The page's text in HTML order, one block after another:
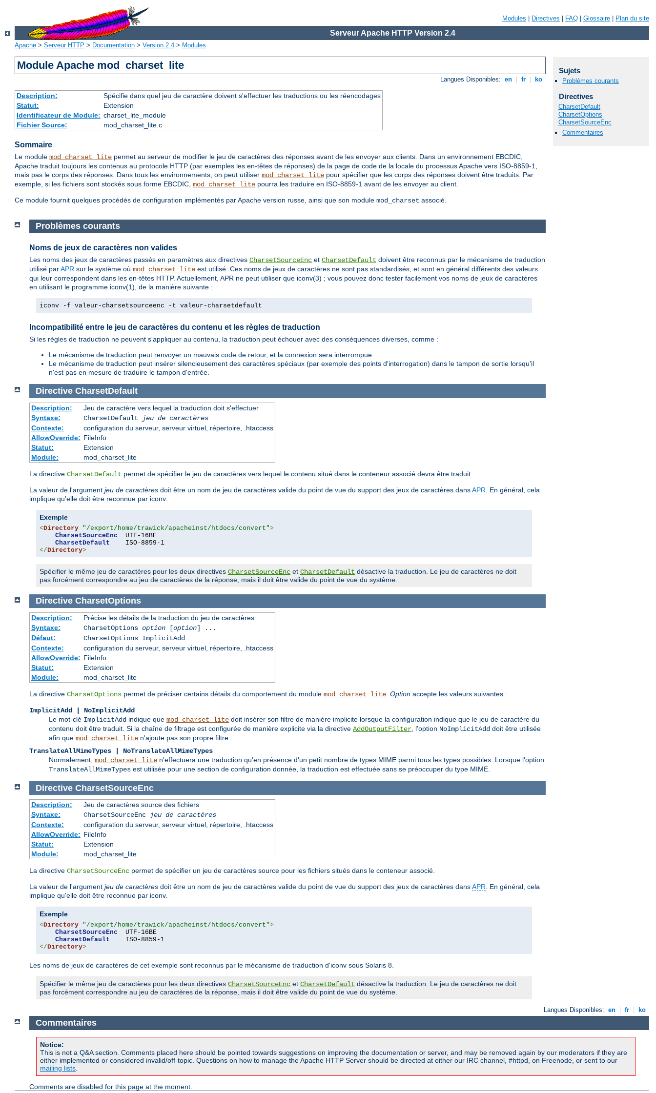
Modules Directives FAQ Glossaire Plan du site
Serveur Apache HTTP Version 2.4
Apache > Serveur HTTP > Documentation > Version 2.4 > Modules
Module Apache mod_charset_lite
Langues Disponibles: en fr ko
Description:
Spécifie dans quel jeu de caractère doivent s'effectuer les traductions ou les réencodages
Statut:
Extension
Identificateur de Module: charset_lite_module
Fichier Source:
mod_charset_lite.c
Sommaire
Le module mod_charset_lite permet au serveur de modifier le jeu de caractères des réponses avant de les envoyer aux clients. Dans un environnement EBCDIC,
Apache traduit toujours les contenus au protocole HTTP (par exemples les en-têtes de réponses) de la page de code de la locale du processus Apache vers ISO-8859-1,
mais pas le corps des réponses. Dans tous les environnements, on peut utiliser mod_charset_lite pour spécifier que les corps des réponses doivent être traduits. Par
exemple, si les fichiers sont stockés sous forme EBCDIC, mod_charset_lite pourra les traduire en ISO-8859-1 avant de les envoyer au client.
Ce module fournit quelques procédés de configuration implémentés par Apache version russe, ainsi que son module mod_charset associé.
Sujets
Problèmes courants
Directives
CharsetDefault
CharsetOptions
CharsetSourceEnc
Commentaires
Problèmes courants
Noms de jeux de caractères non valides
Les noms des jeux de caractères passés en paramètres aux directives CharsetSourceEnc et CharsetDefault doivent être reconnus par le mécanisme de traduction
utilisé parAPR sur le système où mod_charset_lite est utilisé. Ces noms de jeux de caractères ne sont pas standardisés, et sont en général différents des valeurs
qui leur correspondent dans les en-têtes HTTP. Actuellement, APR ne peut utiliser que iconv(3) ; vous pouvez donc tester facilement vos noms de jeux de caractères
en utilisant le programme iconv(1), de la manière suivante :
iconv -f valeur-charsetsourceenc -t valeur-charsetdefault
Incompatibilité entre le jeu de caractères du contenu et les règles de traduction
Si les règles de traduction ne peuvent s'appliquer au contenu, la traduction peut échouer avec des conséquences diverses, comme :
Le mécanisme de traduction peut renvoyer un mauvais code de retour, et la connexion sera interrompue.
Le mécanisme de traduction peut insérer silencieusement des caractères spéciaux (par exemple des points d'interrogation) dans le tampon de sortie lorsqu'il
n'est pas en mesure de traduire le tampon d'entrée.
Directive CharsetDefault
Description:
Jeu de caractère vers lequel la traduction doit s'effectuer
Syntaxe:
CharsetDefault
jeu de caractères
Contexte:
configuration du serveur, serveur virtuel, répertoire, .htaccess
AllowOverride: FileInfo
Statut:
Extension
Module:
mod_charset_lite
La directive CharsetDefault permet de spécifier le jeu de caractères vers lequel le contenu situé dans le conteneur associé devra être traduit.
La valeur de l'argument jeu de caractères doit être un nom de jeu de caractères valide du point de vue du support des jeux de caractères dansAPR . En général, cela
implique qu'elle doit être reconnue par iconv.
Exemple
<Directory "/export/home/trawick/apacheinst/htdocs/convert">
CharsetSourceEnc
  UTF-16BE
CharsetDefault
</Directory>
Spécifier le même jeu de caractères pour les deux directives CharsetSourceEnc et CharsetDefault désactive la traduction. Le jeu de caractères ne doit
pas forcément correspondre au jeu de caractères de la réponse, mais il doit être valide du point de vue du système.
Directive CharsetOptions
Description:
Précise les détails de la traduction du jeu de caractères
Syntaxe:
CharsetOptions option[option] ...
Défaut:
CharsetOptions ImplicitAdd
Contexte:
configuration du serveur, serveur virtuel, répertoire, .htaccess
AllowOverride: FileInfo
Statut:
Extension
Module:
mod_charset_lite
La directive CharsetOptions permet de préciser certains détails du comportement du module mod_charset_lite Option accepte les valeurs suivantes :
ImplicitAdd | NoImplicitAdd
Le mot-clé ImplicitAdd indique que mod_charset_lite doit insérer son filtre de manière implicite lorsque la configuration indique que le jeu de caractère du
contenu doit être traduit. Si la chaîne de filtrage est configurée de manière explicite via la directive AddOutputFilter , l'option NoImplicitAdd doit être utilisée
afin que mod_charset_lite n'ajoute pas son propre filtre.
TranslateAllMimeTypes | NoTranslateAllMimeTypes
Normalement, mod_charset_lite n'effectuera une traduction qu'en présence d'un petit nombre de types MIME parmi tous les types possibles. Lorsque l'option
TranslateAllMimeTypes est utilisée pour une section de configuration donnée, la traduction est effectuée sans se préoccuper du type MIME.
Directive CharsetSourceEnc
Description:
Jeu de caractères source des fichiers
Syntaxe:
CharsetSourceEnc
jeu de caractères
Contexte:
configuration du serveur, serveur virtuel, répertoire, .htaccess
AllowOverride: FileInfo
Statut:
Extension
Module:
mod_charset_lite
La directive CharsetSourceEnc permet de spécifier un jeu de caractères source pour les fichiers situés dans le conteneur associé.
La valeur de l'argument jeu de caractères doit être un nom de jeu de caractères valide du point de vue du support des jeux de caractères dansAPR. En général, cela
implique qu'elle doit être reconnue par iconv.
Exemple
<Directory "/export/home/trawick/apacheinst/htdocs/convert">
CharsetSourceEnc
  UTF-16BE
CharsetDefault
</Directory>
Les noms de jeux de caractères de cet exemple sont reconnus par le mécanisme de traduction d'iconv sous Solaris 8.
Spécifier le même jeu de caractères pour les deux directives CharsetSourceEnc et CharsetDefault désactive la traduction. Le jeu de caractères ne doit
pas forcément correspondre au jeu de caractères de la réponse, mais il doit être valide du point de vue du système.
Langues Disponibles: en fr ko
Commentaires
Notice:
This is not a Q&A section. Comments placed here should be pointed towards suggestions on improving the documentation or server, and may be removed again by our moderators if they are
either implemented or considered invalid/off-topic. Questions on how to manage the Apache HTTP Server should be directed at either our IRC channel, #httpd, on Freenode, or sent to our
mailing lists
Comments are disabled for this page at the moment.